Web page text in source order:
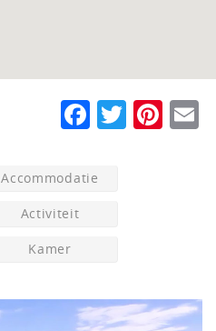
Accommodatie
Activiteit
Kamer